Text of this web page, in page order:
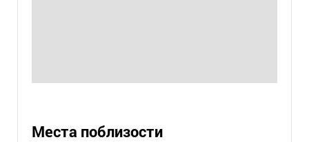
Места поблизости